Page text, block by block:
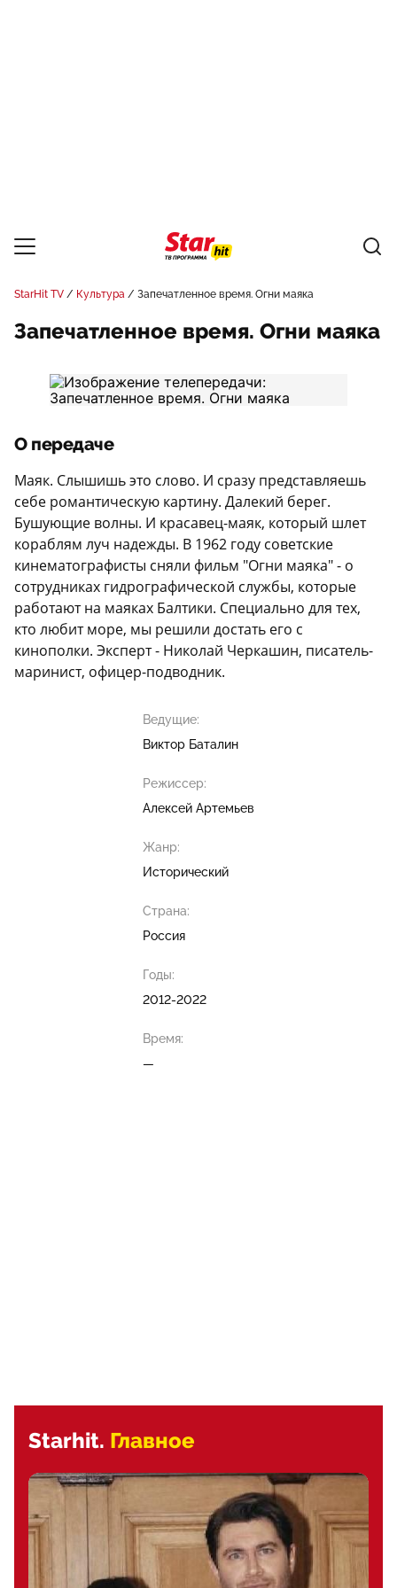
StarHit TV Культура Запечатленное время. Огни маяка
Запечатленное время. Огни маяка
О передаче
Маяк. Слышишь это слово. И сразу представляешь
себе романтическую картину. Далекий берег.
Бушующие волны. И красавец-маяк, который шлет
кораблям луч надежды. В 1962 году советские
кинематографисты сняли фильм "Огни маяка" - о
сотрудниках гидрографической службы, которые
работают на маяках Балтики. Специально для тех,
кто любит море, мы решили достать его с
кинополки. Эксперт - Николай Черкашин, писатель-
маринист, офицер-подводник.
Ведущие:
Виктор Баталин
Режиссер:
Алексей Артемьев
Жанр:
Исторический
Страна:
Россия
Годы:
2012-2022
Время:
—
Starhit. Главное